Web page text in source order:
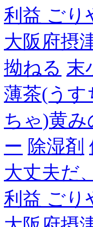
利益 ごり
大阪府摂
拗ねる 末
薄茶(うす
ちゃ)黄
ー 除湿剤
大丈夫だ
利益 ごり